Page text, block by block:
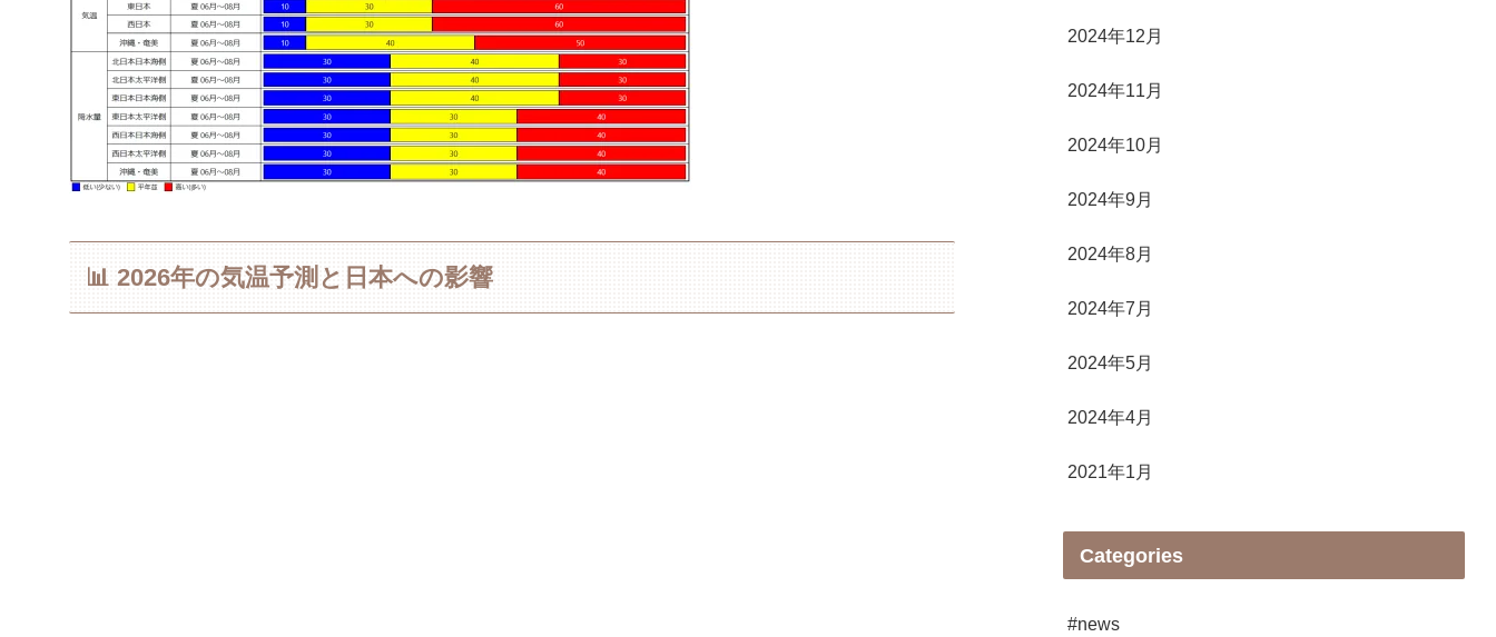
📊 2026年の気温予測と日本への影響
2024年12月
2024年11月
2024年10月
2024年9月
2024年8月
2024年7月
2024年5月
2024年4月
2021年1月
Categories
#news